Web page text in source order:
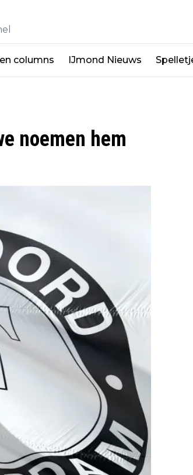
columns IJmond Nieuws
noemen hem